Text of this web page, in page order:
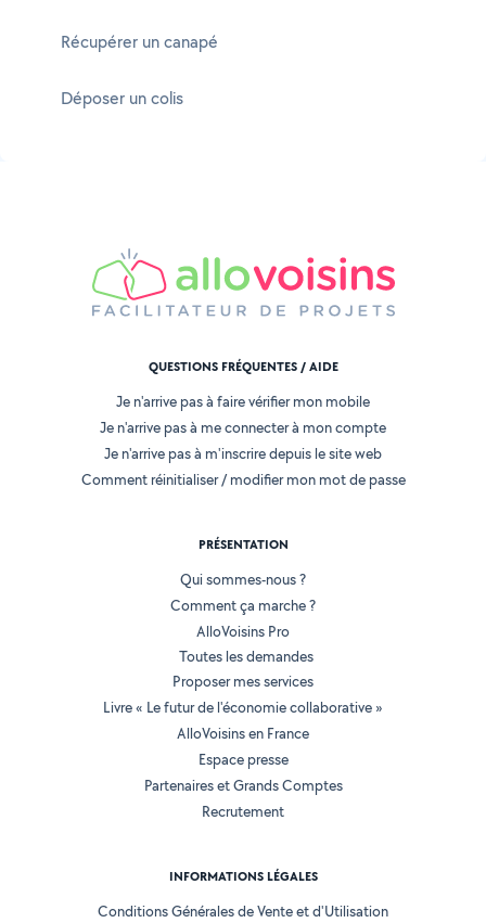
Récupérer un canapé
Déposer un colis
QUESTIONS FRÉQUENTES / AIDE
Je n'arrive pas à faire vérifier mon mobile
Je n'arrive pas à me connecter à mon compte
Je n'arrive pas à m'inscrire depuis le site web
Comment réinitialiser / modifier mon mot de passe
PRÉSENTATION
Qui sommes-nous ?
Comment ça marche ?
AlloVoisins Pro
Toutes les demandes
Proposer mes services
Livre « Le futur de l'économie collaborative »
AlloVoisins en France
Espace presse
Partenaires et Grands Comptes
Recrutement
INFORMATIONS LÉGALES
Conditions Générales de Vente et d'Utilisation